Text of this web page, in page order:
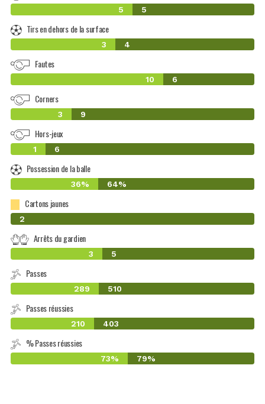
5 5
Tirs en dehors de la surface
3 4
Fautes
10 6
Corners
3 9
Hors-jeux
1 6
Possession de la balle
36% 64%
Cartons jaunes
0
2
Arrêts du gardien
3 5
Passes
289 510
Passes réussies
210 403
% Passes réussies
73% 79%